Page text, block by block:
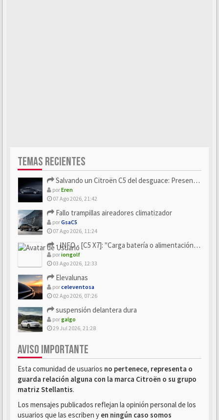
TEMAS RECIENTES
Salvando un Citroën C5 del desguace: Presentación y seguimiento
porEren
07 Ago 2026, 21:42
Fallo trampillas aireadores climatizador
porGsaC5
07 Ago 2026, 11:24
- INFO - [C5 X7]: "Carga batería o alimentación eléctri...
poriongolf
03 Ago 2026, 12:33
Elevalunas
porceleventosa
02 Ago 2026, 07:26
suspensión delantera dura
porgalgo
29 Jul 2026, 21:28
AVISO IMPORTANTE
Esta comunidad de usuarios no pertenece, representa o
guarda relación alguna con la marca Citroën o su grupo
matriz Stellantis.
Los mensajes publicados reflejan la opinión personal de los
usuarios que las escriben y en ningún caso somos